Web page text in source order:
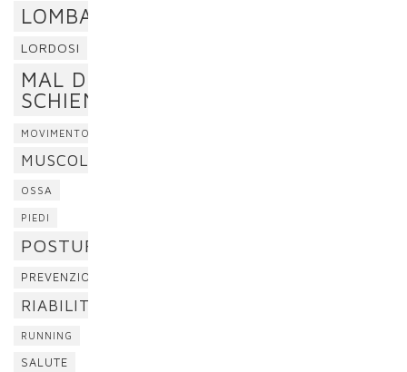
LOMBALGIA
LORDOSI
MAL DI
SCHIENA
MOVIMENTO
MUSCOLI
OSSA
PIEDI
POSTURA
PREVENZIONE
RIABILITAZIONE
RUNNING
SALUTE